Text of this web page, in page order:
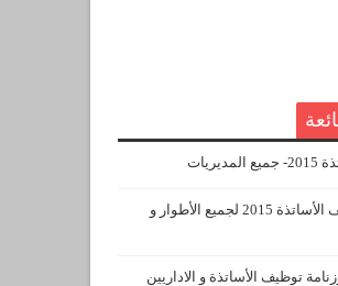
نتائج مسابقة توظيف الأساتذة 2015 لجميع الأطوار و
توظيف الأساتذة و الاداريين